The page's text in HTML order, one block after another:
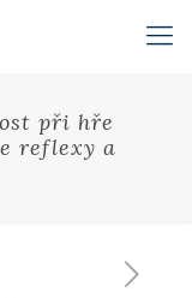
při hře
reflexy a